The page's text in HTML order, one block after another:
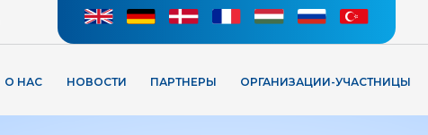
О НАС НОВОСТИ ПАРТНЕРЫ ОРГАНИЗАЦИИ-УЧАСТНИЦЫ